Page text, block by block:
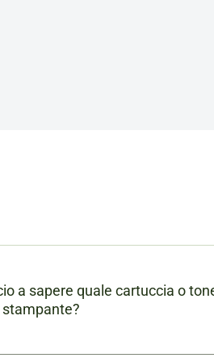
a sapere quale cartuccia o
di ogni prodotto consumabile trovi